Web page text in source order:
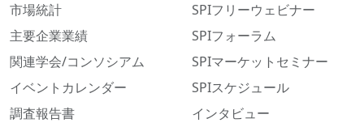
市場統計
主要企業業績
関連学会/コンソシアム
イベントカレンダー
調査報告書
SPIフリーウェビナー
SPIフォーラム
SPIマーケットセミナー
SPIスケジュール
インタビュー